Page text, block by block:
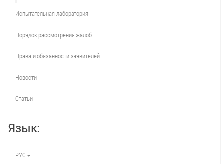
Испытательная лаборатория
Порядок рассмотрения жалоб
Права и обязанности заявителей
Новости
Статьи
Язык:
РУС